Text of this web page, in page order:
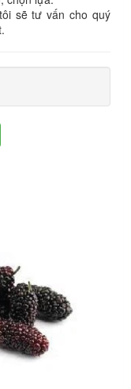
sẽ tư vấn cho quý